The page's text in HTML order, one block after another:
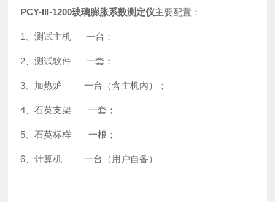
PCY-III-1200玻璃膨胀系数测定仪主要配置：
1 、测试主机 一台；
2 、测试软件 一套；
3 、加热炉 一台（含主机内）；
4 、石英支架 一套；
5 、石英标样 一根；
6 、计算机 一台（用户自备）